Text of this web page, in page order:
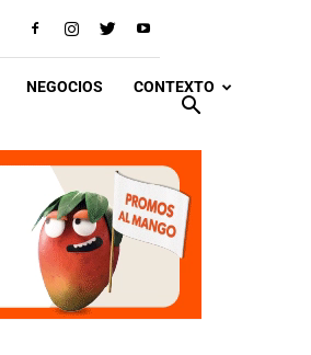
NEGOCIOS CONTEXTO